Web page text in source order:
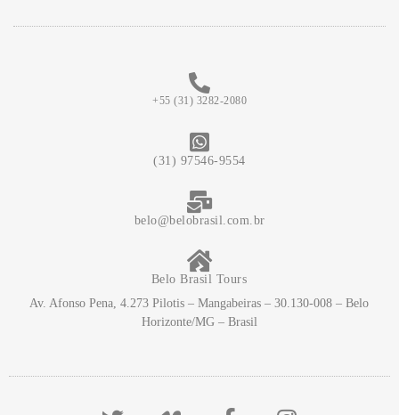
+55 (31) 3282-2080
(31) 97546-9554
belo@belobrasil.com.br
Belo Brasil Tours
Av. Afonso Pena, 4.273 Pilotis – Mangabeiras – 30.130-008 – Belo
Horizonte/MG – Brasil